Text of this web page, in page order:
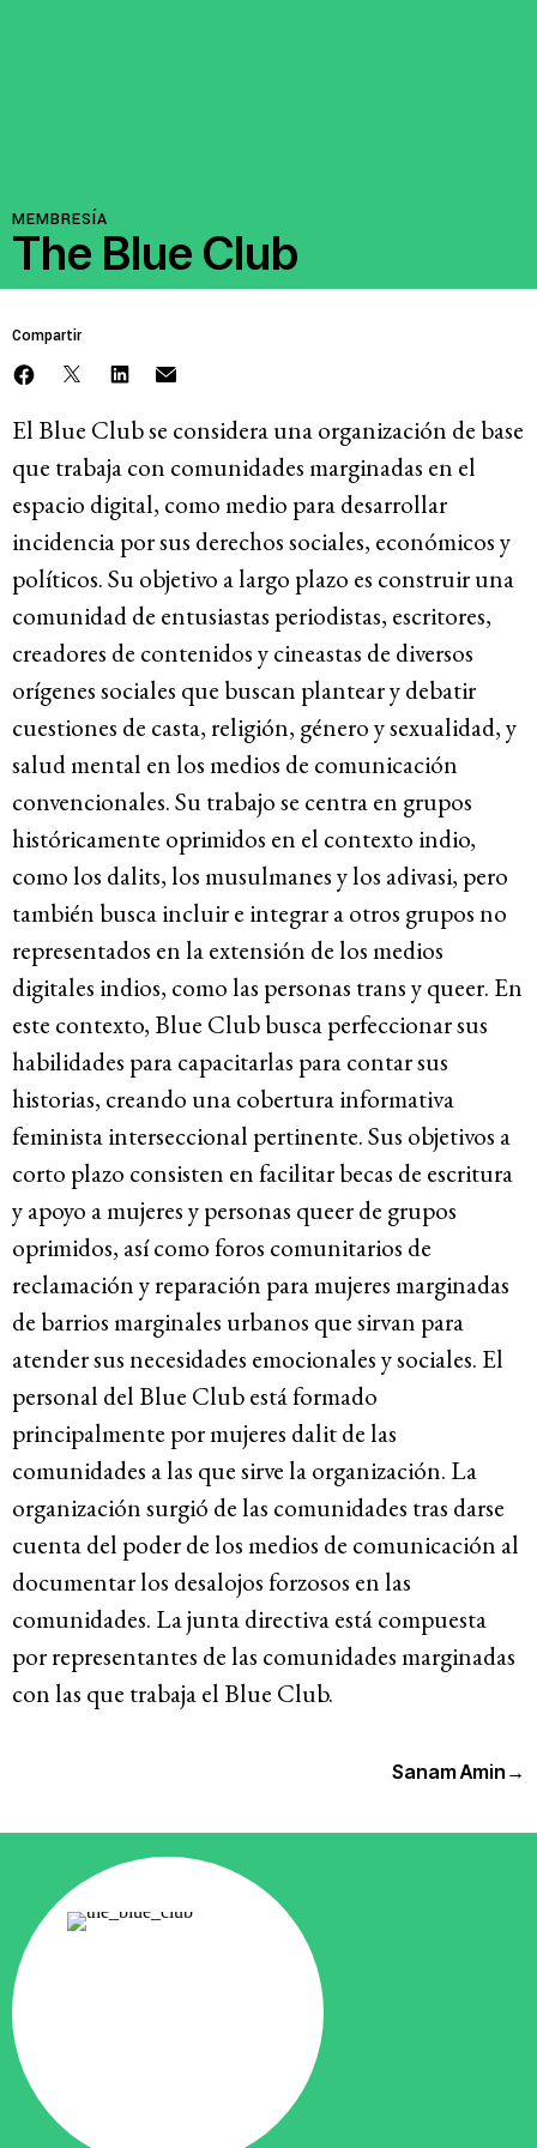
Involúcrate
Serie de cómics sobre captura corporativa
Contacto
© 2026
MEMBRESÍA
The Blue Club
Compartir
El Blue Club se considera una organización de base
que trabaja con comunidades marginadas en el
espacio digital, como medio para desarrollar
incidencia por sus derechos sociales, económicos y
políticos. Su objetivo a largo plazo es construir una
comunidad de entusiastas periodistas, escritores,
creadores de contenidos y cineastas de diversos
orígenes sociales que buscan plantear y debatir
cuestiones de casta, religión, género y sexualidad, y
salud mental en los medios de comunicación
convencionales. Su trabajo se centra en grupos
históricamente oprimidos en el contexto indio,
como los dalits, los musulmanes y los adivasi, pero
también busca incluir e integrar a otros grupos no
representados en la extensión de los medios
digitales indios, como las personas trans y queer. En
este contexto, Blue Club busca perfeccionar sus
habilidades para capacitarlas para contar sus
historias, creando una cobertura informativa
feminista interseccional pertinente. Sus objetivos a
corto plazo consisten en facilitar becas de escritura
y apoyo a mujeres y personas queer de grupos
oprimidos, así como foros comunitarios de
reclamación y reparación para mujeres marginadas
de barrios marginales urbanos que sirvan para
atender sus necesidades emocionales y sociales. El
personal del Blue Club está formado
principalmente por mujeres dalit de las
comunidades a las que sirve la organización. La
organización surgió de las comunidades tras darse
cuenta del poder de los medios de comunicación al
documentar los desalojos forzosos en las
comunidades. La junta directiva está compuesta
por representantes de las comunidades marginadas
con las que trabaja el Blue Club.
Sanam Amin →